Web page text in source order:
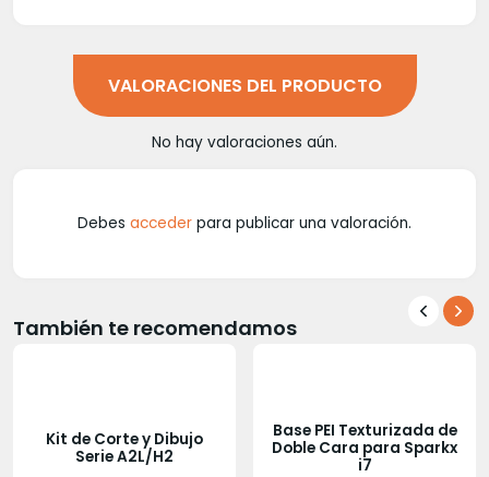
VALORACIONES DEL PRODUCTO
No hay valoraciones aún.
Debes acceder para publicar una valoración.
También te recomendamos
Kit de Corte y Dibujo
Serie A2L/H2
Base PEI Texturizada de
Doble Cara para Sparkx
i7